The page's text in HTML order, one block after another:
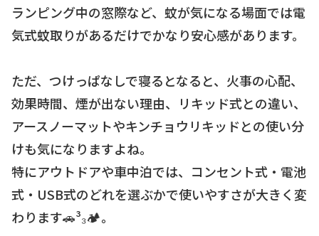
ランピング中の窓際など、蚊が気になる場面では電
気式蚊取りがあるだけでかなり安心感があります。
ただ、つけっぱなしで寝るとなると、火事の心配、
効果時間、煙が出ない理由、リキッド式との違い、
アースノーマットやキンチョウリキッドとの使い分
けも気になりますよね。
特にアウトドアや車中泊では、コンセント式・電池
式・USB式のどれを選ぶかで使いやすさが大きく変
わります🚗³₃🏕。